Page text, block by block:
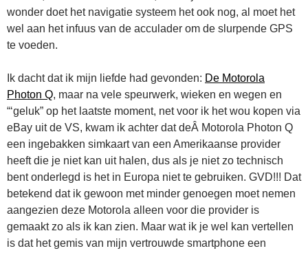
wonder doet het navigatie systeem het ook nog, al moet het
wel aan het infuus van de acculader om de slurpende GPS
te voeden.
Ik dacht dat ik mijn liefde had gevonden: De Motorola
Photon Q, maar na vele speurwerk, wieken en wegen en
“‘geluk” op het laatste moment, net voor ik het wou kopen via
eBay uit de VS, kwam ik achter dat deÂ Motorola Photon Q
een ingebakken simkaart van een Amerikaanse provider
heeft die je niet kan uit halen, dus als je niet zo technisch
bent onderlegd is het in Europa niet te gebruiken. GVD!!! Dat
betekend dat ik gewoon met minder genoegen moet nemen
aangezien deze Motorola alleen voor die provider is
gemaakt zo als ik kan zien. Maar wat ik je wel kan vertellen
is dat het gemis van mijn vertrouwde smartphone een